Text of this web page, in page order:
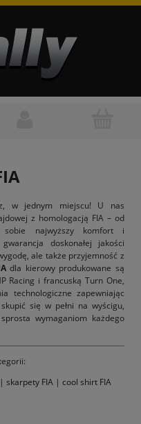
w jednym miejscu! U nas
z homologacją FIA – od
najwyższy komfort i
doskonałej jakości
ale także przyjemność z
dla kierowy produkowane są
Racing i francuską Turn One,
technologiczne zapewniając
się w pełni na wyścigu,
wymaganiom każdego
| skarpety FIA | cool shirt FIA